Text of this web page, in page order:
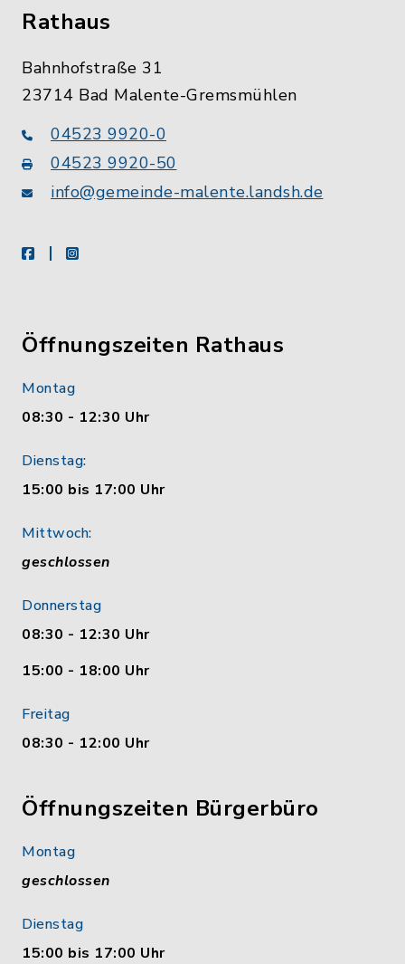
Rathaus
Bahnhofstraße 31
23714 Bad Malente-Gremsmühlen
04523 9920-0
04523 9920-50
info@gemeinde-malente.landsh.de
facebookinstagram
Öffnungszeiten Rathaus
Montag
08:30 - 12:30 Uhr
Dienstag:
15:00 bis 17:00 Uhr
Mittwoch:
geschlossen
Donnerstag
08:30 - 12:30 Uhr
15:00 - 18:00 Uhr
Freitag
08:30 - 12:00 Uhr
Öffnungszeiten Bürgerbüro
Montag
geschlossen
Dienstag
15:00 bis 17:00 Uhr